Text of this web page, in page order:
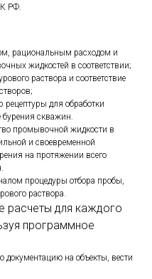
РФ.
рациональным расходом и
жидкостей в соответствии;
раствора и соответствие
для обработки
скважин.
промывочной жидкости в
и своевременной
на протяжении всего
процедуры отбора пробы,
раствора.
расчеты для каждого
программное
на объекты, вести